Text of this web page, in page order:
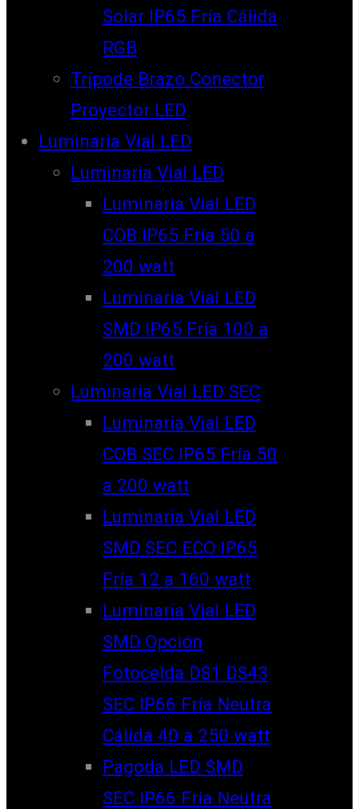
Solar IP65 Fría Cálida
RGB
Trípode Brazo Conector
Proyector LED
Luminaria Vial LED
Luminaria Vial LED
Luminaria Vial LED
COB IP65 Fría 50 a
200 watt
Luminaria Vial LED
SMD IP65 Fría 100 a
200 watt
Luminaria Vial LED SEC
Luminaria Vial LED
COB SEC IP65 Fría 50
a 200 watt
Luminaria Vial LED
SMD SEC ECO IP65
Fría 12 a 160 watt
Luminaria Vial LED
SMD Opción
Fotocelda DS1 DS43
SEC IP66 Fría Neutra
Cálida 40 a 250 watt
Pagoda LED SMD
SEC IP66 Fría Neutra